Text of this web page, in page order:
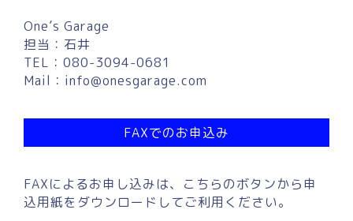
One’s Garage
担当：石井
TEL：080-3094-0681
Mail： info@onesgarage.com
FAXでのお申込み
FAXによるお申し込みは、こちらのボタンから申
込用紙をダウンロードしてご利用ください。